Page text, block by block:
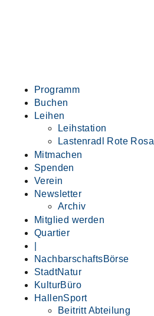
Programm
Buchen
Leihen
Leihstation
Lastenradl Rote Rosa
Mitmachen
Spenden
Verein
Newsletter
Archiv
Mitglied werden
Quartier
NachbarschaftsBörse
StadtNatur
KulturBüro
HallenSport
Beitritt Abteilung